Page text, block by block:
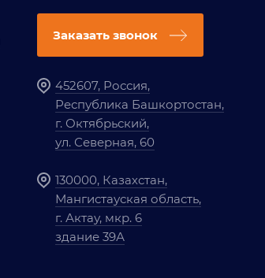
Заказать звонок
452607, Россия,
Республика Башкортостан,
г. Октябрьский,
ул. Северная, 60
130000, Казахстан,
Мангистауская область,
г. Актау, мкр. 6
здание 39А